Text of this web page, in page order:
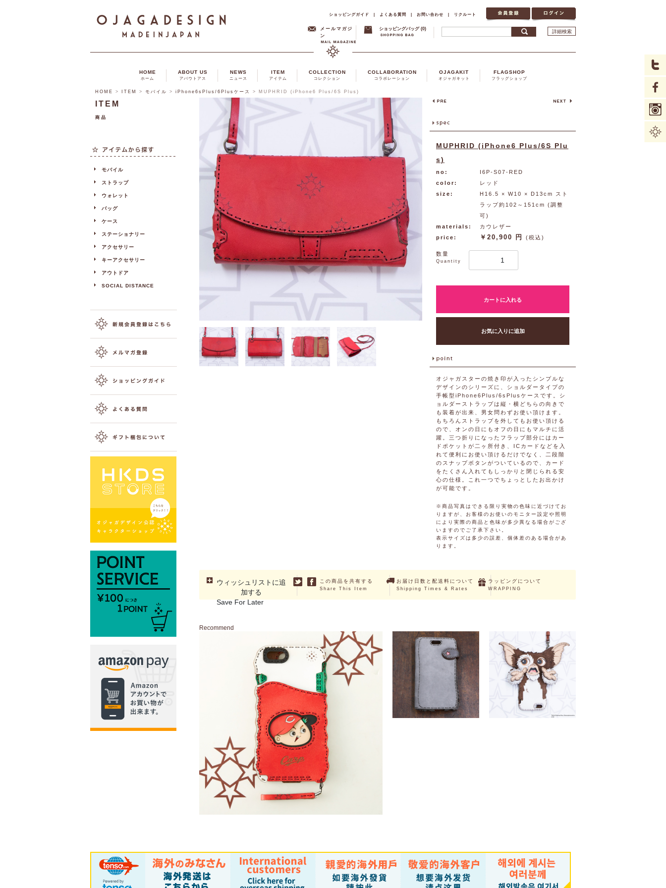
ショッピングガイド | よくある質問 | お問い合わせ | リクルート
メールマガジ
ン
ショッピングバッグ (0) 詳細検索
HOME
ホーム
ABOUT US
アバウトアス
NEWS
ニュース
ITEM
アイテム
COLLECTION
コレクション
COLLABORATION
コラボレーション
OJAGAKIT
オジャガキット
FLAGSHOP
フラッグショップ
HOME > ITEM > モバイル > iPhone6sPlus/6Plusケース > MUPHRID (iPhone6 Plus/6S Plus)
MUPHRID (iPhone6 Plus/6S Plu
s)
no:
I6P-S07-RED
color:
レッド
size:
H16.5 × W10 × D13cm スト
ラップ約102～151cm (調整
可)
materials:
カウレザー
price:
￥20,900 円 (税込)
数量
Quantity
カートに入れる
お気に入りに追加
オジャガスターの焼き印が入ったシンプルな
デザインのシリーズに、ショルダータイプの
手帳型iPhone6Plus/6sPlusケースです。シ
ョルダーストラップは縦・横どちらの向きで
も装着が出来、男女問わずお使い頂けます。
もちろんストラップを外してもお使い頂ける
ので、オンの日にもオフの日にもマルチに活
躍。三つ折りになったフラップ部分にはカー
ドポケットが二ヶ所付き、ICカードなどを入
れて便利にお使い頂けるだけでなく、二段階
のスナップボタンがついているので、カード
をたくさん入れてもしっかりと閉じられる安
心の仕様。これ一つでちょっとしたお出かけ
が可能です。
※商品写真はできる限り実物の色味に近づけてお
りますが、お客様のお使いのモニター設定や照明
により実際の商品と色味が多少異なる場合がござ
いますのでご了承下さい。
表示サイズは多少の誤差、個体差のある場合があ
ります。
ウィッシュリストに追
加する
Save For Later
この商品を共有する
Share This Item
お届け日数と配送料について
Shipping Times & Rates
ラッピングについて
WRAPPING
Recommend
ITEM
商品
モバイル
ストラップ
ウォレット
バッグ
ケース
ステーショナリー
アクセサリー
キーアクセサリー
アウトドア
SOCIAL DISTANCE